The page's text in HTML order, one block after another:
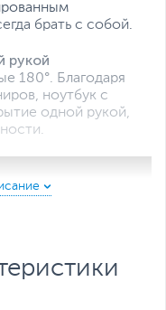
брать с собой.
рукой
180°. Благодаря
ноутбук с
одной рукой,